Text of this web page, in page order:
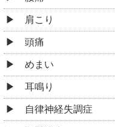
自律神経失調症
顎関節症
ストレートネック
寝違え
四十肩・五十肩